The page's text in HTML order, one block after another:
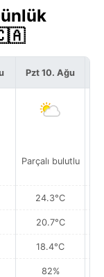
Pzt 10. Ağu
Parçalı bulutlu
24.3°C
20.7°C
18.4°C
82%